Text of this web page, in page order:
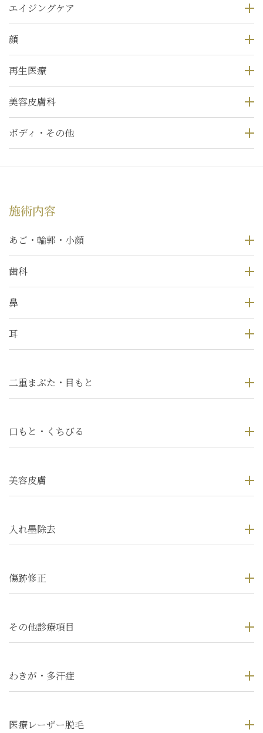
エイジングケア
顔
再生医療
美容皮膚科
ボディ・その他
施術内容
あご・輪郭・小顔
歯科
鼻
耳
二重まぶた・目もと
口もと・くちびる
美容皮膚
入れ墨除去
傷跡修正
その他診療項目
わきが・多汗症
医療レーザー脱毛